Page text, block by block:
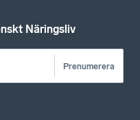
Näringsliv
Prenumerera